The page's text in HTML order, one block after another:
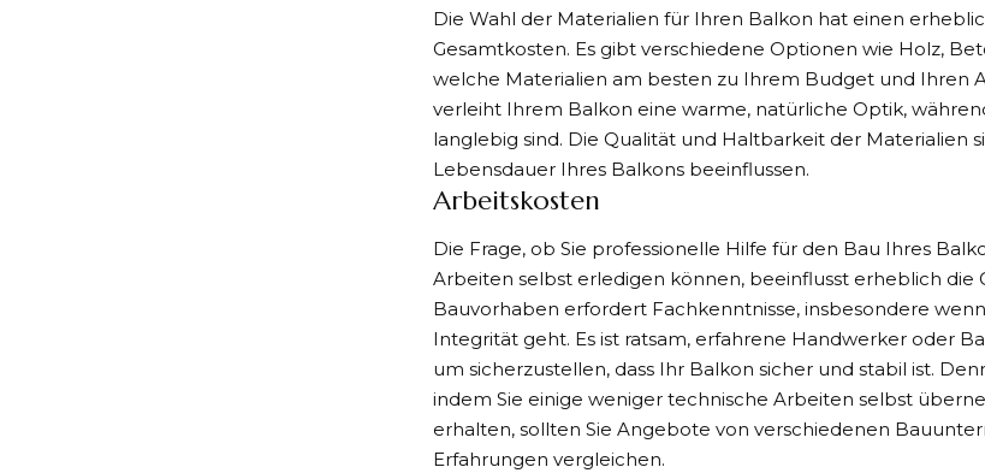
Die Wahl der Materialien für Ihren Balkon hat einen
Gesamtkosten. Es gibt verschiedene Optionen wie Holz,
welche Materialien am besten zu Ihrem Budget und Ihren
verleiht Ihrem Balkon eine warme, natürliche Optik,
langlebig sind. Die Qualität und Haltbarkeit der Materialien
Lebensdauer Ihres Balkons beeinflussen.
Arbeitskosten
Die Frage, ob Sie professionelle Hilfe für den Bau Ihres
Arbeiten selbst erledigen können, beeinflusst erheblich die
Bauvorhaben erfordert Fachkenntnisse, insbesondere
Integrität geht. Es ist ratsam, erfahrene Handwerker oder
um sicherzustellen, dass Ihr Balkon sicher und stabil ist.
indem Sie einige weniger technische Arbeiten selbst
erhalten, sollten Sie Angebote von verschiedenen
Erfahrungen vergleichen.